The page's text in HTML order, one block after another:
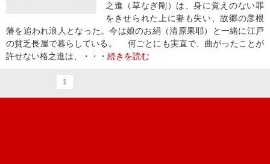
之進（草なぎ剛）は、身に覚えのない罪
をきせられた上に妻も失い、故郷の彦根
藩を追われ浪人となった。今は娘のお絹（清原果耶）と一緒に江戸
の貧乏長屋で暮らしている。 何ごとにも実直で、曲がったことが
許せない格之進は、・・・ 続きを読む
1